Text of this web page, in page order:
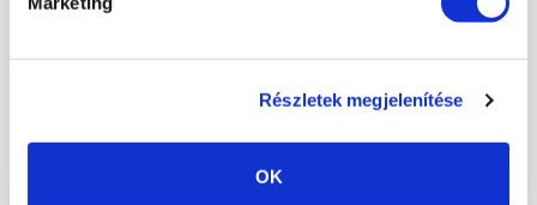
Részletek megjelenítése
OK